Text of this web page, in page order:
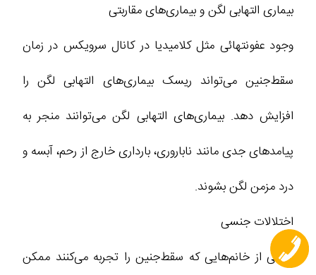
بیماری التهابی لگن و بیماری‌های مقاربتی
وجود عفونتهائی مثل کلامیدیا در کانال سرویکس در زمان
سقط‌جنین می‌تواند ریسک بیماری‌های التهابی لگن را
افزایش دهد. بیماری‌های التهابی لگن می‌توانند منجر به
پیامدهای جدی مانند ناباروری، بارداری خارج از رحم، آبسه و
درد مزمن لگن بشوند.
اختلالات جنسی
بعضی از خانم‌هایی که سقط‌جنین را تجربه می‌کنند ممکن